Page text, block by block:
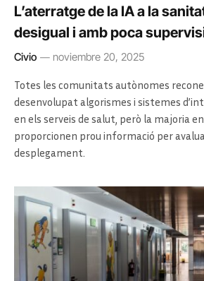
L’aterratge de la IA a la
desigual i amb poca
Civio noviembre 20, 2025
Totes les comunitats autònomes
desenvolupat algorismes i sistemes
en els serveis de salut, però la majoria
proporcionen prou informació per
desplegament.